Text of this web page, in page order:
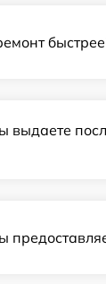
выдаете